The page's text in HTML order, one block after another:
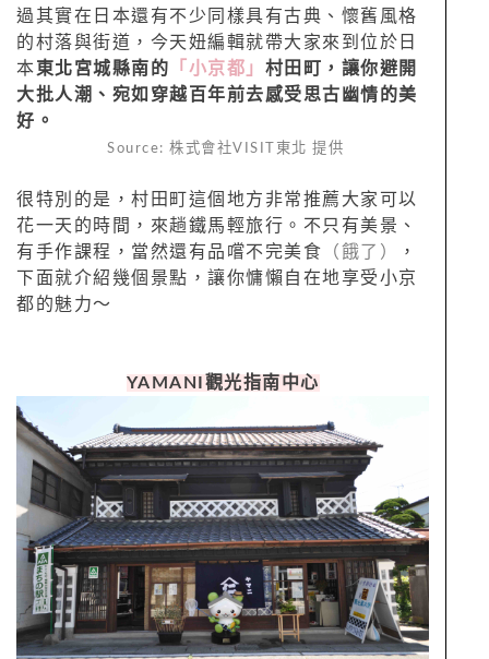
過其實在日本還有不少同樣具有古典、懷舊風格
的村落與街道，今天妞編輯就帶大家來到位於日
本 東北宮城縣南的 「小京都」 村田町，讓你避開
大批人潮、宛如穿越百年前去感受思古幽情的美
好。
Source: 株式會社VISIT東北 提供
很特別的是，村田町這個地方非常推薦大家可以
花一天的時間，來趟鐵馬輕旅行。不只有美景、
有手作課程，當然還有品嚐不完美食 （餓了）
，
下面就介紹幾個景點，讓你慵懶自在地享受小京
都的魅力～
YAMANI 觀光指南中心